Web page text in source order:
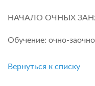
НАЧАЛО ОЧНЫХ
Обучение: очно-
Вернуться к списку